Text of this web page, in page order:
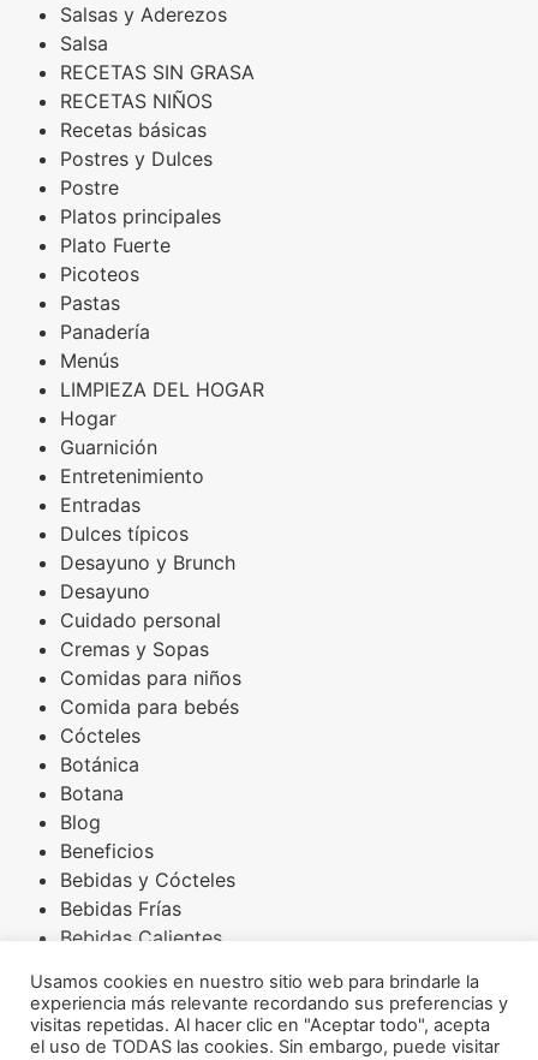
Salsas y Aderezos
Salsa
RECETAS SIN GRASA
RECETAS NIÑOS
Recetas básicas
Postres y Dulces
Postre
Platos principales
Plato Fuerte
Picoteos
Pastas
Panadería
Menús
LIMPIEZA DEL HOGAR
Hogar
Guarnición
Entretenimiento
Entradas
Dulces típicos
Desayuno y Brunch
Desayuno
Cuidado personal
Cremas y Sopas
Comidas para niños
Comida para bebés
Cócteles
Botánica
Botana
Blog
Beneficios
Bebidas y Cócteles
Bebidas Frías
Bebidas Calientes
Arroces
Amaranto
Aderezos
Usamos cookies en nuestro sitio web para brindarle la
experiencia más relevante recordando sus preferencias y
visitas repetidas. Al hacer clic en "Aceptar todo", acepta
el uso de TODAS las cookies. Sin embargo, puede visitar